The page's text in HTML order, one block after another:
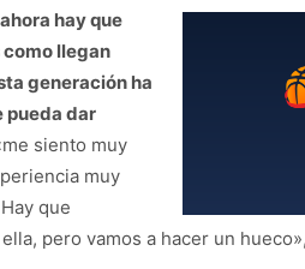
hay que
llegan
generación ha
pueda dar
siento muy
muy
que
pero vamos a hacer un